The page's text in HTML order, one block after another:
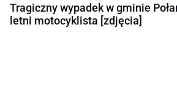
Tragiczny wypadek w gminie
letni motocyklista [zdjęcia]